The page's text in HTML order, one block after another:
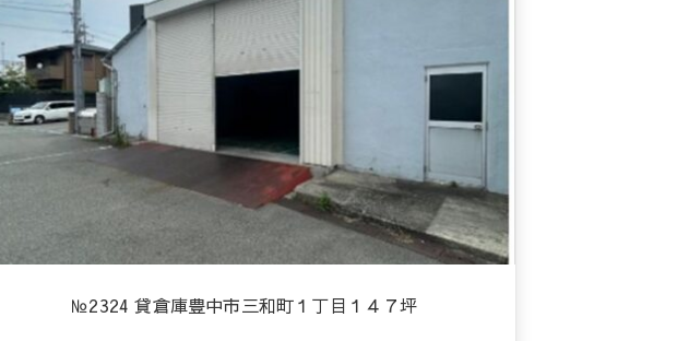
№2324 貸倉庫豊中市三和町１丁目１４７坪